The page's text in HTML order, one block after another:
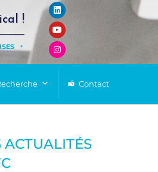
!
Contact
ACTUALITÉS